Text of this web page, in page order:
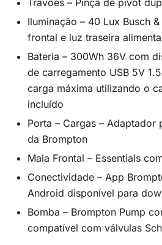
Iluminação – 40 Lux Busch
frontal e luz traseira
Bateria – 300Wh 36V com
de carregamento USB 5V
carga máxima utilizando o
incluído
Porta – Cargas – Adaptador
da Brompton
Mala Frontal – Essentials
Conectividade – App
Android disponível para
Bomba – Brompton Pump
compatível com válvulas